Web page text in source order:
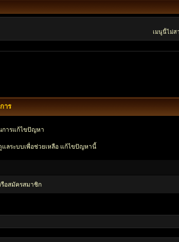
เมนูนี้ไม่ส
าร
การแก้ไขปัญหา
ลระบบเพื่อช่วยเหลือ แก้ไขปัญหานี้
อสมัครสมาชิก